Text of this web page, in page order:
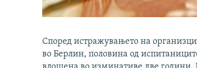
Според истражувањето на
во Берлин, половина од